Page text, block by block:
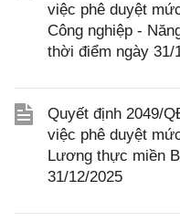
việc phê duyệt
Công nghiệp -
thời điểm ngày 31/
Quyết định 2049/
việc phê duyệt
Lương thực miền
31/12/2025